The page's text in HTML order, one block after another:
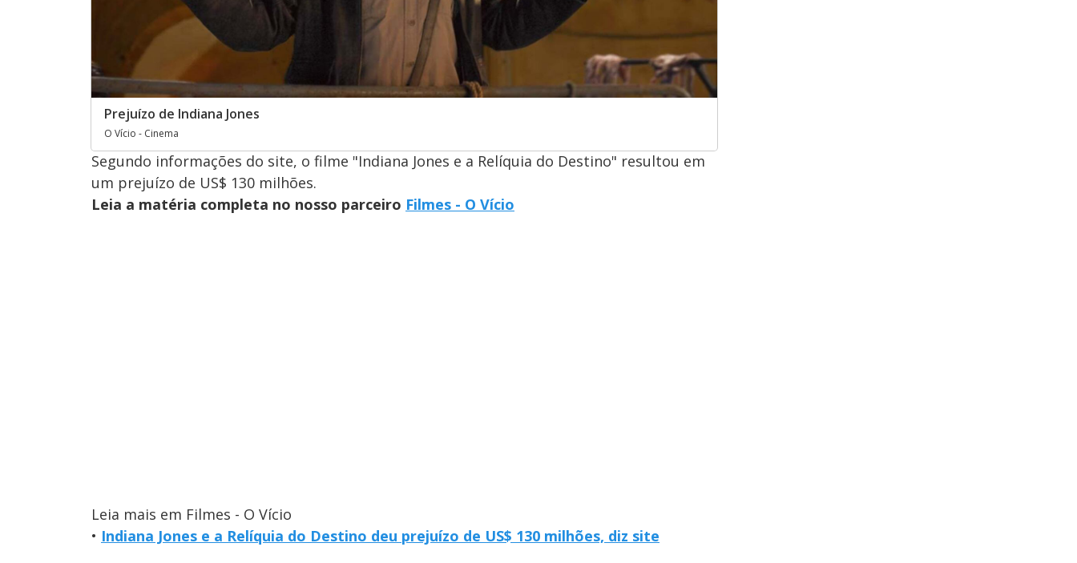
Prejuízo de Indiana Jones
O Vício - Cinema
Segundo informações do site, o filme "Indiana Jones e a Relíquia do Destino" resultou em
um prejuízo de US$ 130 milhões.
Leia a matéria completa no nosso parceiro Filmes - O Vício
Leia mais em Filmes - O Vício
• Indiana Jones e a Relíquia do Destino deu prejuízo de US$ 130 milhões, diz site